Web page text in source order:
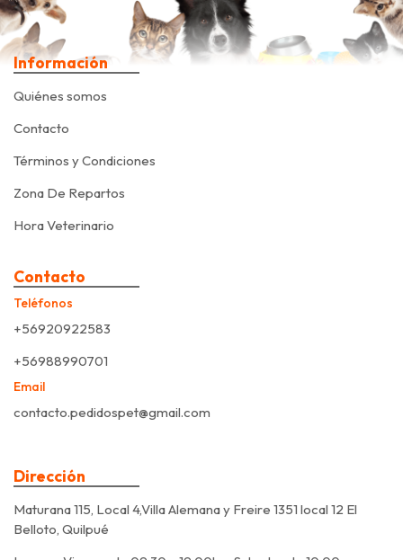
Información
Quiénes somos
Contacto
Términos y Condiciones
Zona De Repartos
Hora Veterinario
Contacto
Teléfonos
+56920922583
+56988990701
Email
contacto.pedidospet@gmail.com
Dirección
Maturana 115, Local 4,Villa Alemana y Freire 1351 local 12 El
Belloto, Quilpué